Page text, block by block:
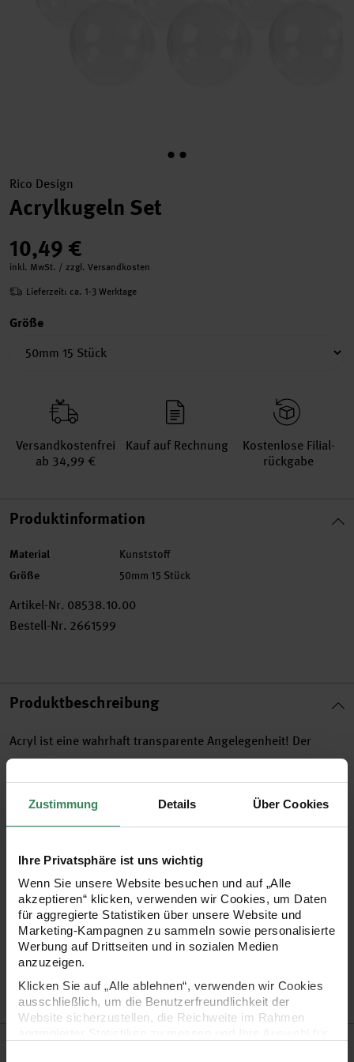
Zustimmung Details Über Cookies
Ihre Privatsphäre ist uns wichtig
Wenn Sie unsere Website besuchen und auf „Alle
akzeptieren“ klicken, verwenden wir Cookies, um Daten
für aggregierte Statistiken über unsere Website und
Marketing-Kampagnen zu sammeln sowie personalisierte
Werbung auf Drittseiten und in sozialen Medien
anzuzeigen.
Klicken Sie auf „Alle ablehnen“, verwenden wir Cookies
ausschließlich, um die Benutzerfreundlichkeit der
Website sicherzustellen, die Reichweite im Rahmen
Rico Design
Acrylkugeln Set
10,49 €
inkl. MwSt. / zzgl. Versandkosten
Lieferzeit: ca. 1-3 Werktage
Größe
Versand­kosten­frei
ab 34,99 €
Kauf auf Rechnung
Kosten­lose Filial­
rückgabe
Produktinformation
Material Kunststoff
Größe 50mm 15 Stück
Artikel-Nr. 08538.10.00
Bestell-Nr. 2661599
Produktbeschreibung
Acryl ist eine wahrhaft transparente Angelegenheit! Der
besonders leichte Kunststoff eignet sich für viele tolle
Bastelarbeiten. Natürlich lässt sich die Oberfläche klasse mit
Decopatch-Papieren bekleben oder schönen bunten Farben
kleine Gegenstände in das Innere der Kugel legen und damit
Ihren Weihnachtsbaum, Ihren Wohnzimmertisch oder die
Fensterbank dekorieren. Ganz nach Belieben.
teilbare Polyacrylkugel für individuelle Bastelarbeiten
mit Öse zum Aufhängen
in verschiedenen Größen erhältlich
Hersteller